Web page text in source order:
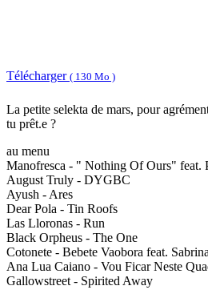
Télécharger ( 130 Mo )
La petite selekta de mars, pour
tu prêt.e ?
au menu
Manofresca - " Nothing Of Ours" feat.
August Truly - DYGBC
Ayush - Ares
Dear Pola - Tin Roofs
Las Lloronas - Run
Black Orpheus - The One
Cotonete - Bebete Vaobora feat.
Ana Lua Caiano - Vou Ficar Neste
Gallowstreet - Spirited Away